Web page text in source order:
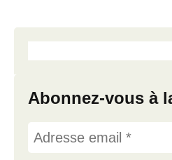
Abonnez-vous à